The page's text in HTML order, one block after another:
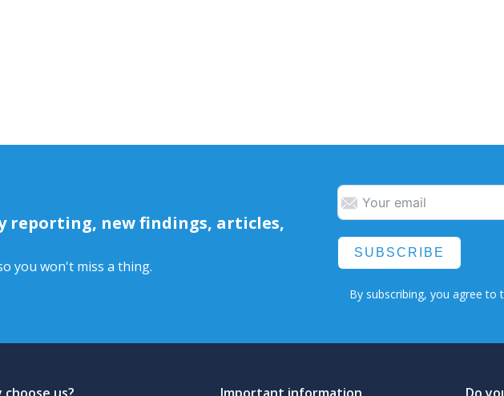
reporting, new findings, articles,
you won't miss a thing.
SUBSCRIBE
By subscribing, you agree to